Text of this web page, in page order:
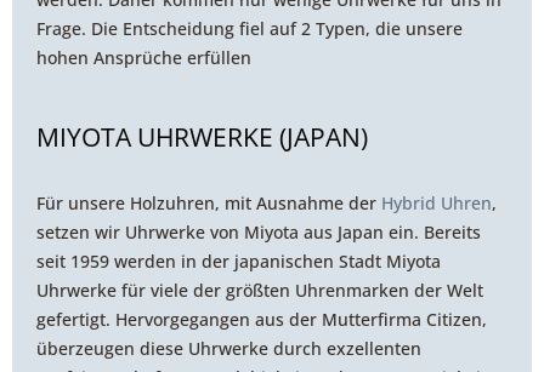
Frage. Die Entscheidung fiel auf 2 Typen, die unsere
hohen Ansprüche erfüllen
MIYOTA UHRWERKE (JAPAN)
Für unsere Holzuhren, mit Ausnahme der Hybrid Uhren,
setzen wir Uhrwerke von Miyota aus Japan ein. Bereits
seit 1959 werden in der japanischen Stadt Miyota
Uhrwerke für viele der größten Uhrenmarken der Welt
gefertigt. Hervorgegangen aus der Mutterfirma Citizen,
überzeugen diese Uhrwerke durch exzellenten